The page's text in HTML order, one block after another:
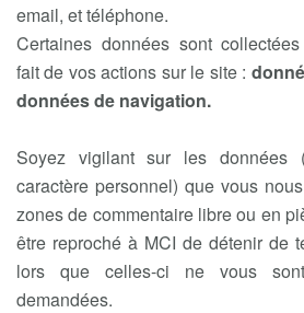
email, et téléphone.
Certaines données sont
fait de vos actions sur le site :
données de navigation.
Soyez vigilant sur les données
caractère personnel) que vous
zones de commentaire libre ou en
être reproché à MCI de détenir de
lors que celles-ci ne vous
demandées.